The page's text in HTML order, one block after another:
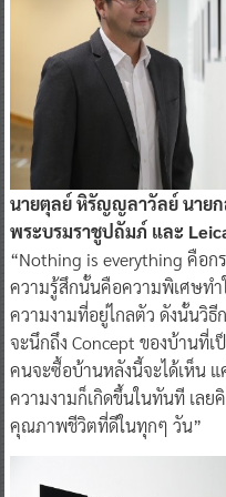
นายตุลย์ หิรัญญลาวัลย์ นาย
พระบรมราชูปถัมภ์ และ
“Nothing is everything คือก
ความรู้สึกนั้นคือความพิเศษทำ
ความงามที่อยู่ไกลตัว ดังนั้นวิ
จะนึกถึง Concept ของบ้านที่
คนจะซื้อบ้านหลังนี้จะได้เห็น
ความงามก็เกิดขึ้นในทันที เล
คุณภาพชีวิตที่ดีในทุกๆ วัน”